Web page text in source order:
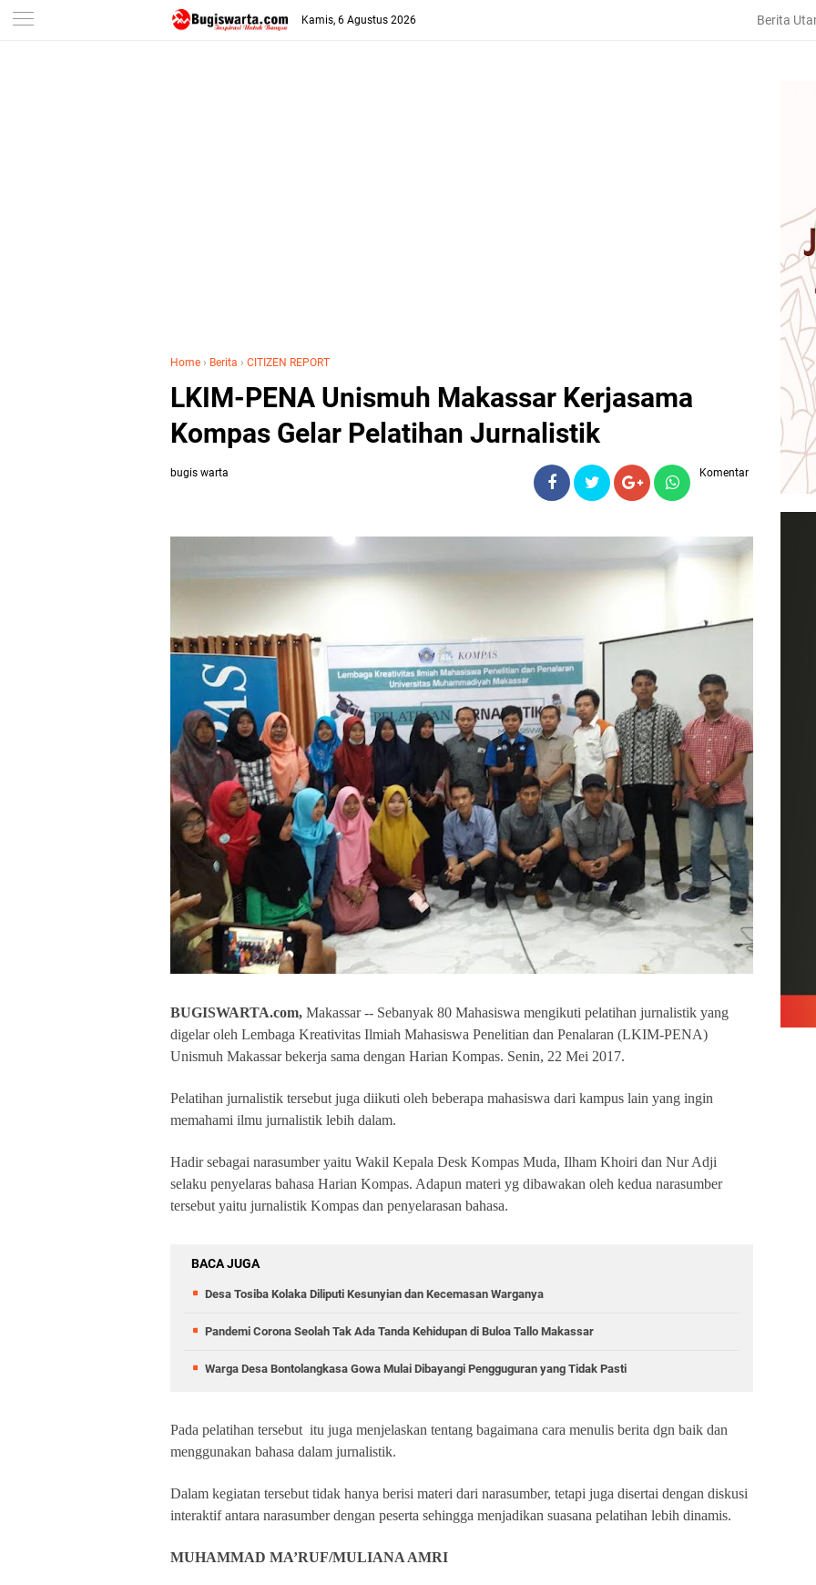
-->
Kamis, 6 Agustus 2026 Berita
Home › Berita › CITIZEN REPORT
LKIM-PENA Unismuh Makassar Kerjasama
Kompas Gelar Pelatihan Jurnalistik
bugis warta Komentar
BUGISWARTA.com, Makassar -- Sebanyak 80 Mahasiswa mengikuti pelatihan jurnalistik yang
digelar oleh Lembaga Kreativitas Ilmiah Mahasiswa Penelitian dan Penalaran (LKIM-PENA)
Unismuh Makassar bekerja sama dengan Harian Kompas. Senin, 22 Mei 2017.
Pelatihan jurnalistik tersebut juga diikuti oleh beberapa mahasiswa dari kampus lain yang ingin
memahami ilmu jurnalistik lebih dalam.
Hadir sebagai narasumber yaitu Wakil Kepala Desk Kompas Muda, Ilham Khoiri dan Nur Adji
selaku penyelaras bahasa Harian Kompas. Adapun materi yg dibawakan oleh kedua narasumber
tersebut yaitu jurnalistik Kompas dan penyelarasan bahasa.
BACA JUGA
Desa Tosiba Kolaka Diliputi Kesunyian dan Kecemasan Warganya
Pandemi Corona Seolah Tak Ada Tanda Kehidupan di Buloa Tallo Makassar
Warga Desa Bontolangkasa Gowa Mulai Dibayangi Pengguguran yang Tidak Pasti
Pada pelatihan tersebut itu juga menjelaskan tentang bagaimana cara menulis berita dgn baik dan
menggunakan bahasa dalam jurnalistik.
Dalam kegiatan tersebut tidak hanya berisi materi dari narasumber, tetapi juga disertai dengan diskusi
interaktif antara narasumber dengan peserta sehingga menjadikan suasana pelatihan lebih dinamis.
MUHAMMAD MA’RUF/MULIANA AMRI